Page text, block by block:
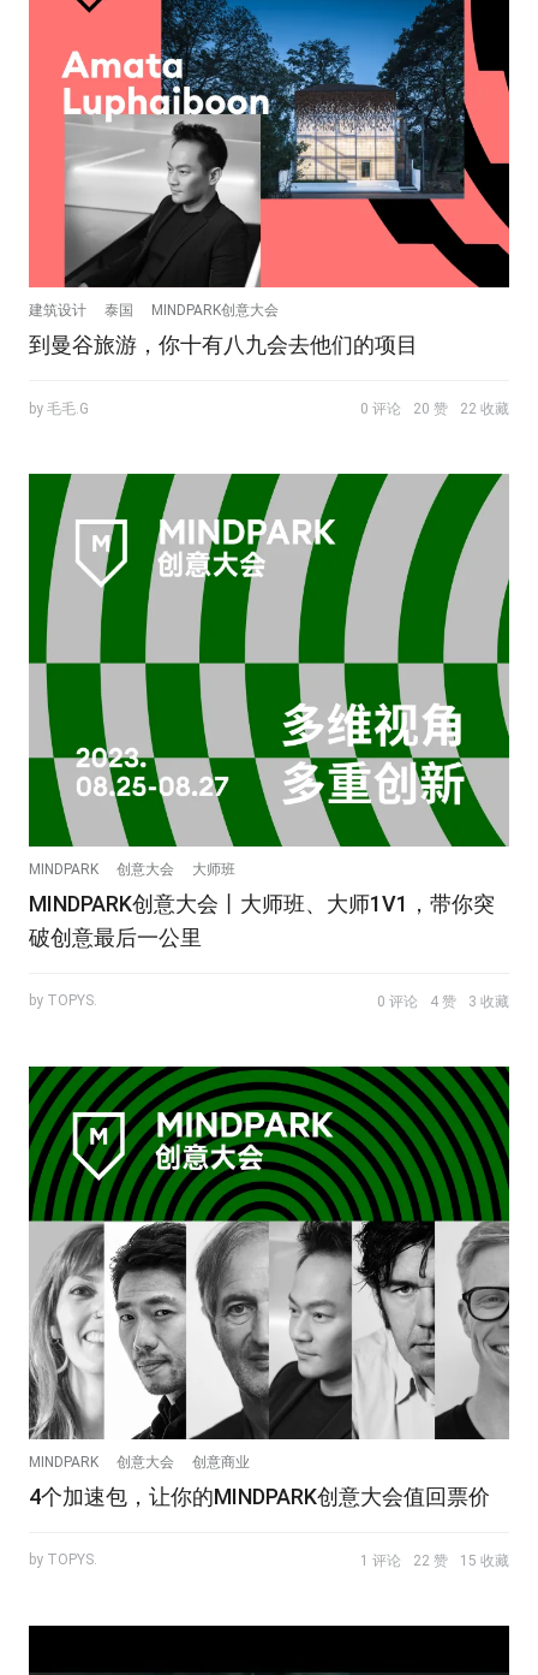
建筑设计 泰国 MINDPARK创意大会
到曼谷旅游，你十有八九会去他们的项目
by 毛毛.G 0 评论 20 赞 22 收藏
MINDPARK 创意大会 大师班
MINDPARK创意大会丨大师班、大师1V1，带你突
破创意最后一公里
by TOPYS. 0 评论 4 赞 3 收藏
MINDPARK 创意大会 创意商业
4个加速包，让你的MINDPARK创意大会值回票价
by TOPYS. 1 评论 22 赞 15 收藏